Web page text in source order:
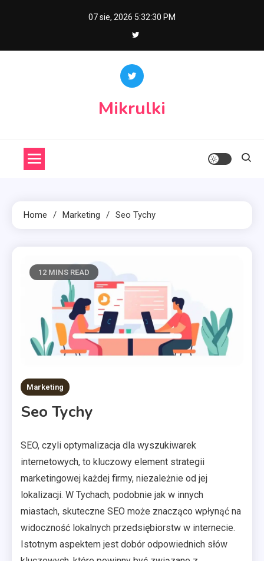
07 sie, 2026 5:32:30 PM
Mikrulki
Home Marketing Seo Tychy
12 MINS READ
Marketing
Seo Tychy
SEO, czyli optymalizacja dla wyszukiwarek
internetowych, to kluczowy element strategii
marketingowej każdej firmy, niezależnie od jej
lokalizacji. W Tychach, podobnie jak w innych
miastach, skuteczne SEO może znacząco wpłynąć na
widoczność lokalnych przedsiębiorstw w internecie.
Istotnym aspektem jest dobór odpowiednich słów